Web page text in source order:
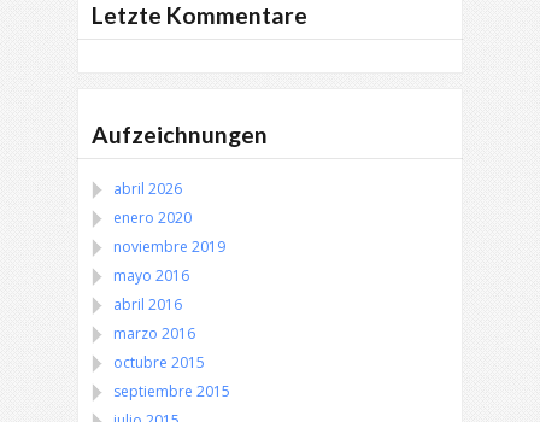
Letzte Kommentare
Aufzeichnungen
abril 2026
enero 2020
noviembre 2019
mayo 2016
abril 2016
marzo 2016
octubre 2015
septiembre 2015